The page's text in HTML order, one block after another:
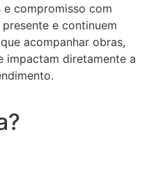
e compromisso com
e continuem
acompanhar obras,
impactam diretamente a